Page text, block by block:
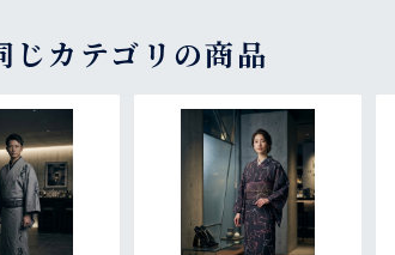
じカテゴリの商品